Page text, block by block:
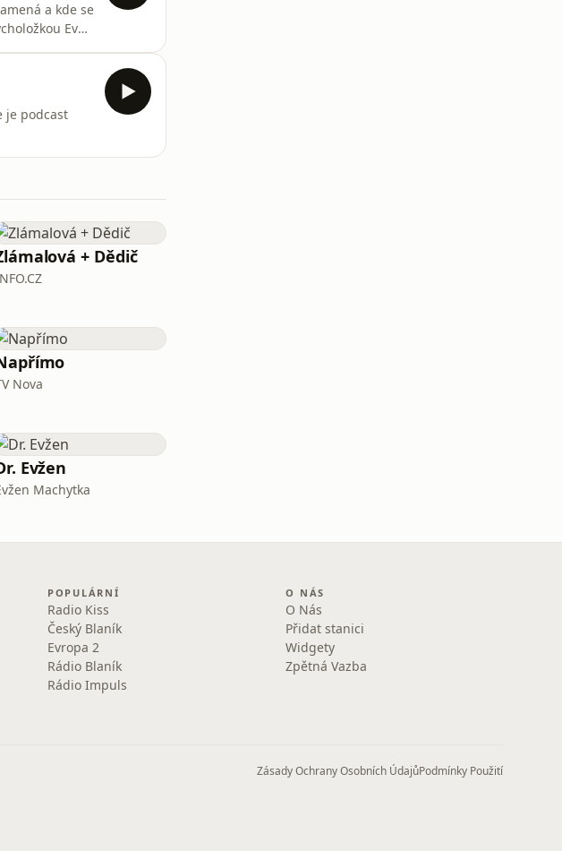
a kde se
Evou
je podcast
+ Dědič
Nova
Evžen
Machytka
POPULÁRNÍ
Radio Kiss
Český Blaník
Evropa 2
Rádio Blaník
Rádio Impuls
O NÁS
O Nás
Přidat stanici
Widgety
Zpětná Vazba
Zásady Ochrany Osobních ÚdajůPodmínky Použití